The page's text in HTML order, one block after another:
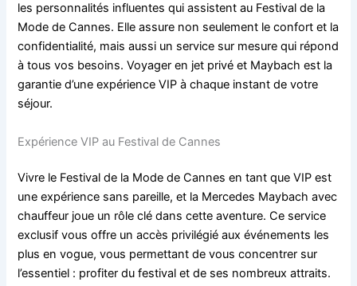
les personnalités influentes qui assistent au Festival de la
Mode de Cannes. Elle assure non seulement le confort et la
confidentialité, mais aussi un service sur mesure qui répond
à tous vos besoins. Voyager en jet privé et Maybach est la
garantie d’une expérience VIP à chaque instant de votre
séjour.
Expérience VIP au Festival de Cannes
Vivre le Festival de la Mode de Cannes en tant que VIP est
une expérience sans pareille, et la Mercedes Maybach avec
chauffeur joue un rôle clé dans cette aventure. Ce service
exclusif vous offre un accès privilégié aux événements les
plus en vogue, vous permettant de vous concentrer sur
l’essentiel : profiter du festival et de ses nombreux attraits.